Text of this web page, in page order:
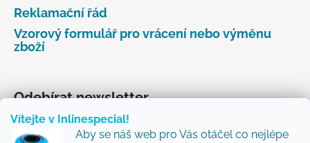
Vítejte v Inlinespecial!
Aby se náš web pro Vás otáčel co nejlépe
Reklamační řád
Vzorový formulář pro vrácení nebo výměnu
zboží
Odebírat newsletter
Vložte svůj e-mail a my vám budeme zasílat informace